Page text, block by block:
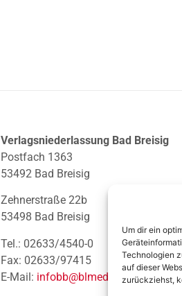
Um dir ein
Technologien
auf dieser
zurückziehst,
Verlagsniederlassung Bad Breisig
Postfach 1363
53492 Bad Breisig
Zehnerstraße 22b
53498 Bad Breisig
Tel.: 02633/4540-0
Fax: 02633/97415
E-Mail: infobb@blmedien.de